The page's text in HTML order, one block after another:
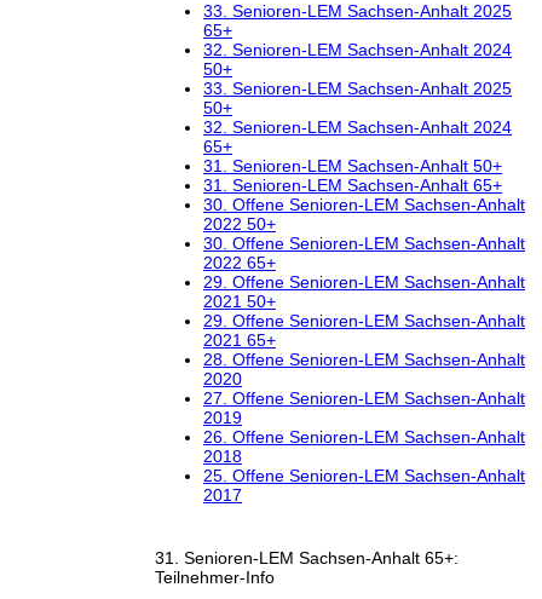
33. Senioren-LEM Sachsen-Anhalt 2025
65+
32. Senioren-LEM Sachsen-Anhalt 2024
50+
33. Senioren-LEM Sachsen-Anhalt 2025
50+
32. Senioren-LEM Sachsen-Anhalt 2024
65+
31. Senioren-LEM Sachsen-Anhalt 50+
31. Senioren-LEM Sachsen-Anhalt 65+
30. Offene Senioren-LEM Sachsen-Anhalt
2022 50+
30. Offene Senioren-LEM Sachsen-Anhalt
2022 65+
29. Offene Senioren-LEM Sachsen-Anhalt
2021 50+
29. Offene Senioren-LEM Sachsen-Anhalt
2021 65+
28. Offene Senioren-LEM Sachsen-Anhalt
2020
27. Offene Senioren-LEM Sachsen-Anhalt
2019
26. Offene Senioren-LEM Sachsen-Anhalt
2018
25. Offene Senioren-LEM Sachsen-Anhalt
2017
31. Senioren-LEM Sachsen-Anhalt 65+:
Teilnehmer-Info